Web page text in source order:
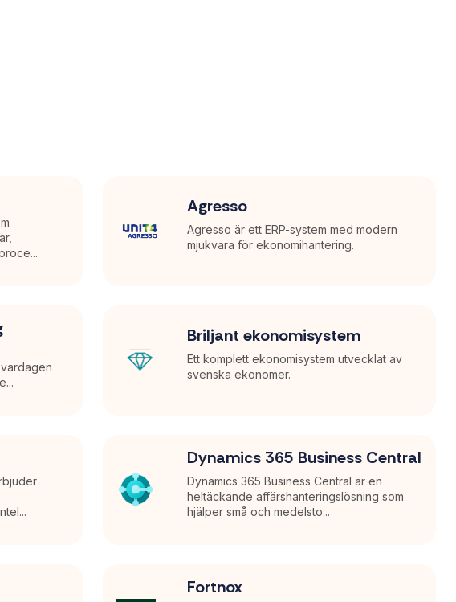
Agresso
Agresso är ett ERP-system med modern
mjukvara för ekonomihantering.
Briljant ekonomisystem
Ett komplett ekonomisystem utvecklat av
svenska ekonomer.
Dynamics 365 Business Central
Dynamics 365 Business Central är en
heltäckande affärshanteringslösning som
hjälper små och medelsto...
Fortnox